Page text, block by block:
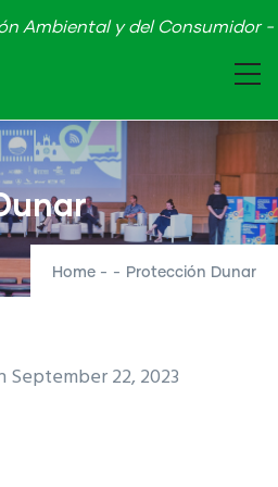
Ambiental y del Consumidor
Home - - Protección Dunar
September 22, 2023